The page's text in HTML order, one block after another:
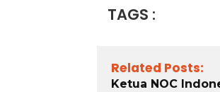
TAGS :
Related Posts:
Ketua NOC